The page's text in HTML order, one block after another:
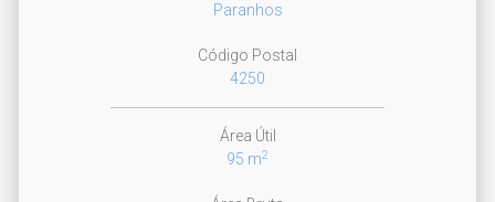
Paranhos
Código Postal
4250
Área Útil
95 m2